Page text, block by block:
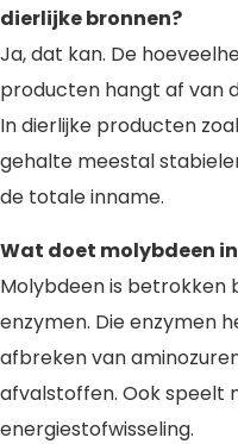
dierlijke bronnen?
Ja, dat kan. De
producten hangt af van
In dierlijke producten
gehalte meestal
de totale inname.
Wat doet molybdeen
Molybdeen is betrokken
enzymen. Die enzymen
afbreken van
afvalstoffen. Ook speelt
energiestofwisseling.